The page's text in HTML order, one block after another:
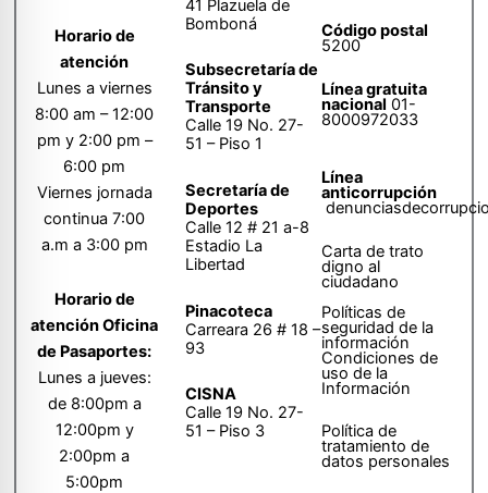
Horario de
atención
Lunes a viernes
8:00 am – 12:00
pm y 2:00 pm –
6:00 pm
Viernes jornada
continua 7:00
a.m a 3:00 pm
Horario de
atención Oficina
de Pasaportes:
Lunes a jueves:
de 8:00pm a
12:00pm y
2:00pm a
5:00pm
41 Plazuela de
Bomboná
Subsecretaría de
Tránsito y
Transporte
Calle 19 No. 27-
51 – Piso 1
Secretaría de
Deportes
Calle 12 # 21 a-8
Estadio La
Libertad
Pinacoteca
Carreara 26 # 18 –
93
CISNA
Calle 19 No. 27-
51 – Piso 3
Código postal
5200
Línea gratuita
nacional 01-
8000972033
Línea
anticorrupción
Carta de trato
digno al
ciudadano
Políticas de
seguridad de la
información
Condiciones de
uso de la
Información
Política de
tratamiento de
datos personales